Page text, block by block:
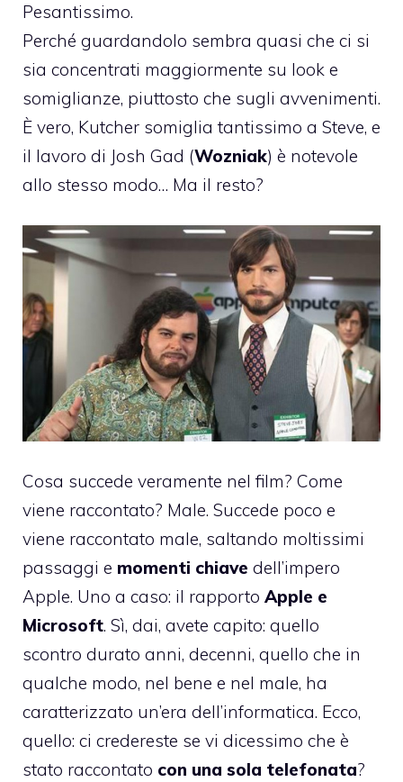
Pesantissimo.
Perché guardandolo sembra quasi che ci si
sia concentrati maggiormente su look e
somiglianze, piuttosto che sugli avvenimenti.
È vero, Kutcher somiglia tantissimo a Steve, e
il lavoro di Josh Gad (Wozniak) è notevole
allo stesso modo… Ma il resto?
Cosa succede veramente nel film? Come
viene raccontato? Male. Succede poco e
viene raccontato male, saltando moltissimi
passaggi e momenti chiave dell’impero
Apple. Uno a caso: il rapporto Apple e
Microsoft. Sì, dai, avete capito: quello
scontro durato anni, decenni, quello che in
qualche modo, nel bene e nel male, ha
caratterizzato un’era dell’informatica. Ecco,
quello: ci credereste se vi dicessimo che è
stato raccontato con una sola telefonata?